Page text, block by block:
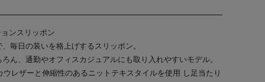
ンスリッポン
毎日の装いを格上げするスリッポン。
ん、通勤やオフィスカジュアルにも取り入れやすいモデル。
レザーと伸縮性のあるニットテキスタイルを使用 し足当たり